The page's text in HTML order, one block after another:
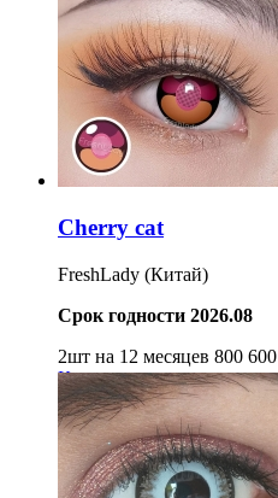
Cherry cat
FreshLady (Китай)
Срок годности 2026.08
2шт на 12 месяцев 800 600
Купить